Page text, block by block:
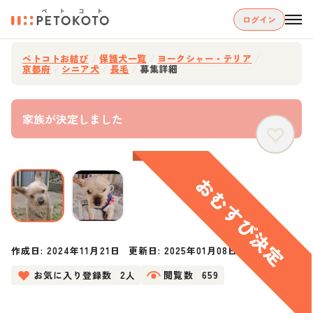
ログイン
ペトコトお結び 保護犬一覧 ヨークシャー・テリア
京都府 シニア犬 長毛 募集詳細
家族が決定しました
作成日:2024年11月21日 更新日: 2025年01月08日
お気に入り登録数
2人 閲覧数 659